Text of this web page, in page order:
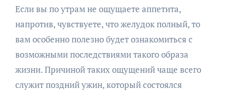
Если вы по утрам не ощущаете аппетита,
напротив, чувствуете, что желудок полный, то
вам особенно полезно будет ознакомиться с
возможными последствиями такого образа
жизни. Причиной таких ощущений чаще всего
служит поздний ужин, который состоялся